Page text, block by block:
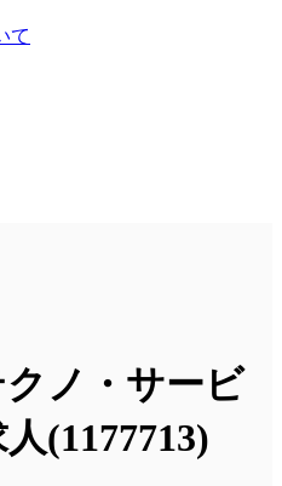
て
ノ・サービ
(1177713)